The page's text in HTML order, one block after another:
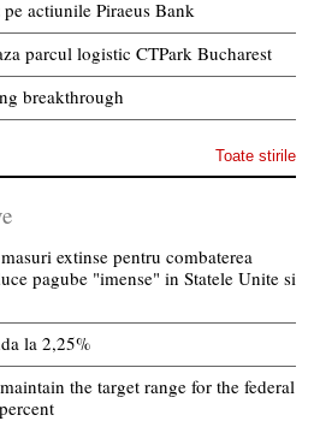
actiunile Piraeus Bank
parcul logistic CTPark Bucharest
breakthrough
Toate stirile
extinse pentru combaterea
pagube "imense" in Statele Unite si
la 2,25%
the target range for the federal